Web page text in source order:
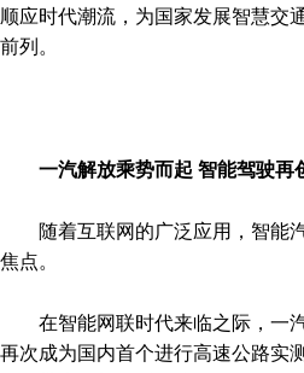
顺应时代潮流，为国家发展智慧交
前列。
一汽解放乘势而起 智能驾驶再
随着互联网的广泛应用，智能汽
焦点。
在智能网联时代来临之际，一汽
再次成为国内首个进行高速公路实